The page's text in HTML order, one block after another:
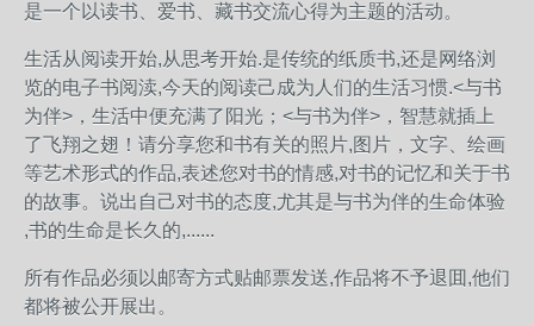
是一个以读书、爱书、藏书交流心得为主题的活动。
生活从阅读开始,从思考开始.是传统的纸质书,还是网络浏
览的电子书阅渎,今天的阅读己成为人们的生活习惯.<与书
为伴>，生活中便充满了阳光；<与书为伴>，智慧就插上
了飞翔之翅！请分享您和书有关的照片,图片，文字、绘画
等艺术形式的作品,表述您对书的情感,对书的记忆和关于书
的故事。说出自己对书的态度,尤其是与书为伴的生命体验
,书的生命是长久的,......
所有作品必须以邮寄方式贴邮票发送,作品将不予退囬,他们
都将被公开展出。